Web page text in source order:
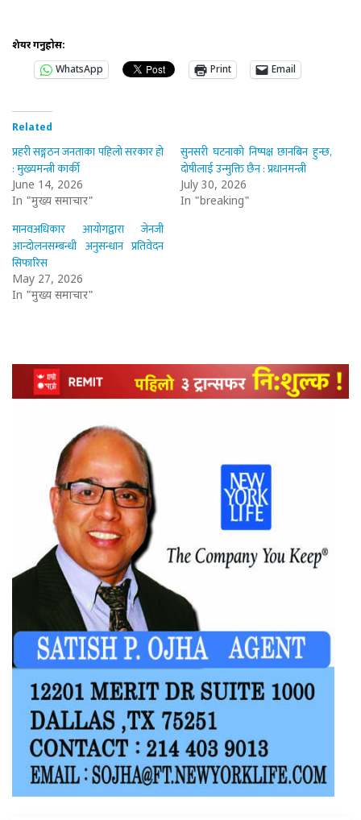
शेयर गर्नुहोस:
WhatsApp
Print Email
Related
प्रहरी सङ्गठन जनताका पहिलो सरकार हो
: मुख्यमन्त्री कार्की
June 14, 2026
In "मुख्य समाचार"
सुनसरी घटनाको निष्पक्ष छानबिन हुन्छ,
दोषीलाई उन्मुक्ति छैन : प्रधानमन्त्री
July 30, 2026
In "breaking"
मानवअधिकार आयोगद्वारा जेनजी
आन्दोलनसम्बन्धी अनुसन्धान प्रतिवेदन
सिफारिस
May 27, 2026
In "मुख्य समाचार"